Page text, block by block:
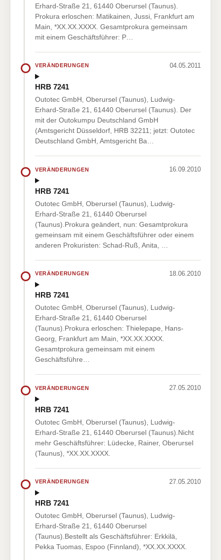
Erhard-Straße 21, 61440 Oberursel (Taunus).
Prokura erloschen: Matikainen, Jussi, Frankfurt am
Main, *XX.XX.XXXX. Gesamtprokura gemeinsam
mit einem Geschäftsführer: P…
VERÄNDERUNGEN 04.05.2011
HRB 7241
Outotec GmbH, Oberursel (Taunus), Ludwig-
Erhard-Straße 21, 61440 Oberursel (Taunus). Der
mit der Outokumpu Deutschland GmbH
(Amtsgericht Düsseldorf, HRB 32211; jetzt: Outotec
Deutschland GmbH, Amtsgericht Ba…
VERÄNDERUNGEN 16.09.2010
HRB 7241
Outotec GmbH, Oberursel (Taunus), Ludwig-
Erhard-Straße 21, 61440 Oberursel
(Taunus).Prokura geändert, nun: Gesamtprokura
gemeinsam mit einem Geschäftsführer oder einem
anderen Prokuristen: Schad-Ruß, Anita, …
VERÄNDERUNGEN 18.06.2010
HRB 7241
Outotec GmbH, Oberursel (Taunus), Ludwig-
Erhard-Straße 21, 61440 Oberursel
(Taunus).Prokura erloschen: Thielepape, Hans-
Georg, Frankfurt am Main, *XX.XX.XXXX.
Gesamtprokura gemeinsam mit einem
Geschäftsführe…
VERÄNDERUNGEN 27.05.2010
HRB 7241
Outotec GmbH, Oberursel (Taunus), Ludwig-
Erhard-Straße 21, 61440 Oberursel (Taunus).Nicht
mehr Geschäftsführer: Lüdecke, Rainer, Oberursel
(Taunus), *XX.XX.XXXX.
VERÄNDERUNGEN 27.05.2010
HRB 7241
Outotec GmbH, Oberursel (Taunus), Ludwig-
Erhard-Straße 21, 61440 Oberursel
(Taunus).Bestellt als Geschäftsführer: Erkkilä,
Pekka Tuomas, Espoo (Finnland), *XX.XX.XXXX.